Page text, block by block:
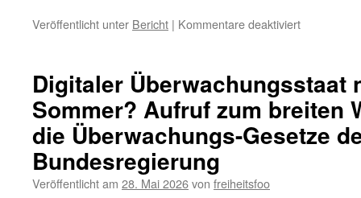
Veröffentlicht unter Bericht | Kommentare deaktiviertfür
verwertbar
sind
deren
Angaben
Digitaler Überwachungsstaat
Sommer? Aufruf zum breiten
die Überwachungs-Gesetze
Bundesregierung
Veröffentlicht am 28. Mai 2026von freiheitsfoo